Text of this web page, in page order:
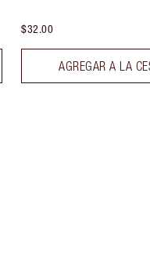
$32.00
AGREGAR A LA